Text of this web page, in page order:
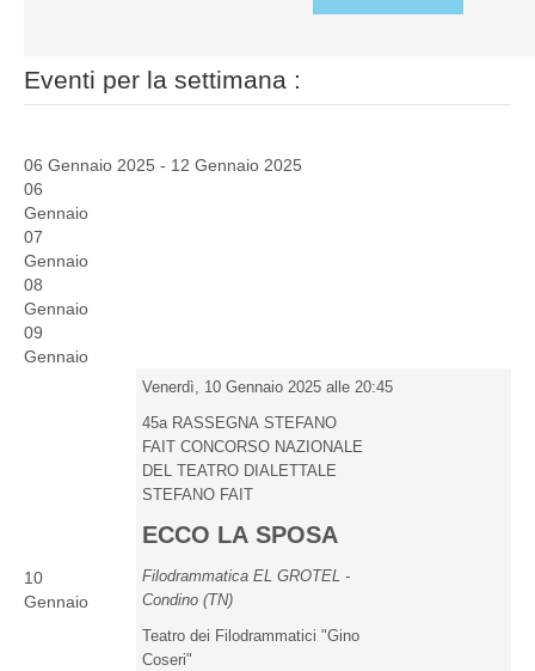
Eventi per la settimana :
06 Gennaio 2025 - 12 Gennaio 2025
06
Gennaio
07
Gennaio
08
Gennaio
09
Gennaio
10
Gennaio
Venerdì, 10 Gennaio 2025 alle 20:45
45a RASSEGNA STEFANO
FAIT CONCORSO NAZIONALE
DEL TEATRO DIALETTALE
STEFANO FAIT
ECCO LA SPOSA
Filodrammatica EL GROTEL -
Condino (TN)
Teatro dei Filodrammatici "Gino
Coseri"